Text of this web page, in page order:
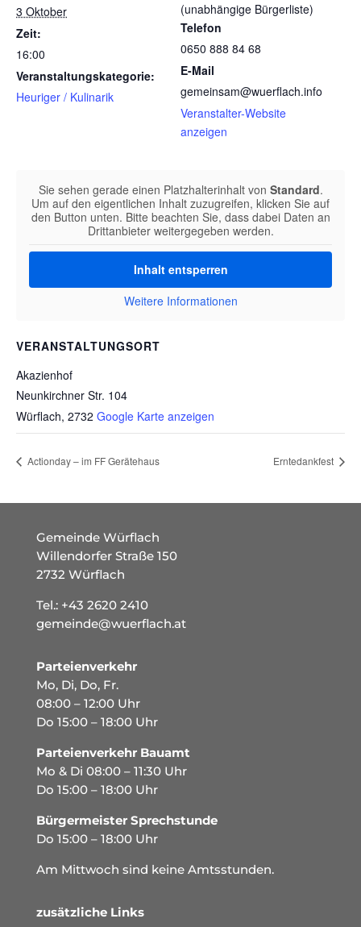
3 Oktober
Zeit:
16:00
Veranstaltungskategorie:
Heuriger / Kulinarik
(unabhängige Bürgerliste)
Telefon
0650 888 84 68
E-Mail
gemeinsam@wuerflach.info
Veranstalter-Website
anzeigen
VERANSTALTUNGSORT
Akazienhof
Neunkirchner Str. 104
Würflach, 2732 Google Karte anzeigen
Sie sehen gerade einen Platzhalterinhalt von Standard.
Um auf den eigentlichen Inhalt zuzugreifen, klicken Sie auf
den Button unten. Bitte beachten Sie, dass dabei Daten an
Drittanbieter weitergegeben werden.
Inhalt entsperren
Weitere Informationen
Actionday – im FF Gerätehaus Erntedankfest
Gemeinde Würflach
Willendorfer Straße 150
2732 Würflach
Tel.: +43 2620 2410
gemeinde@wuerflach.at
Parteienverkehr
Mo, Di, Do, Fr.
08:00 – 12:00 Uhr
Do 15:00 – 18:00 Uhr
Parteienverkehr Bauamt
Mo & Di 08:00 – 11:30 Uhr
Do 15:00 – 18:00 Uhr
Bürgermeister Sprechstunde
Do 15:00 – 18:00 Uhr
Am Mittwoch sind keine Amtsstunden.
zusätzliche Links